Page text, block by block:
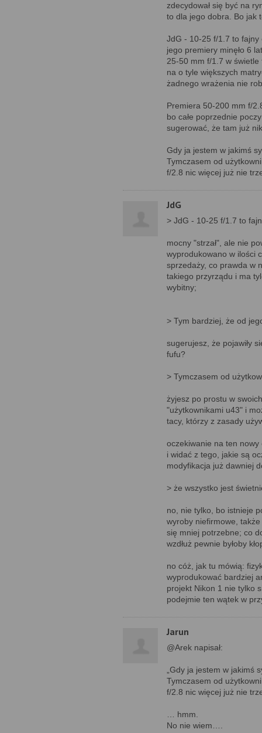
zdecydował się być na
to dla jego dobra. Bo jak
JdG - 10-25 f/1.7 to fajny
jego premiery minęło 6
25-50 mm f/1.7 w świetle
na o tyle większych
żadnego wrażenia nie
Premiera 50-200 mm f/
bo całe poprzednie
sugerować, że tam już
Gdy ja jestem w jakimś
Tymczasem od
f/2.8 nic więcej już nie
JdG
> JdG - 10-25 f/1.7 to
mocny "strzał", ale nie
wyprodukowano w ilości
sprzedaży, co prawda w
takiego przyrządu i ma
wybitny;
> Tym bardziej, że od
sugerujesz, że pojawiły
fufu?
> Tymczasem od
żyjesz po prostu w
"użytkownikami u43" i
tacy, którzy z zasady
oczekiwanie na ten nowy
i widać z tego, jakie są
modyfikacja już dawniej
> że wszystko jest
no, nie tylko, bo istnieje
wyroby niefirmowe,
się mniej potrzebne; co
wzdłuż pewnie byłoby
no cóż, jak tu mówią:
wyprodukować bardziej
projekt Nikon 1 nie tylko
podejmie ten wątek w
Jarun
@Arek napisał:
„Gdy ja jestem w jakimś
Tymczasem od
f/2.8 nic więcej już nie
… hmm.
No nie wiem….